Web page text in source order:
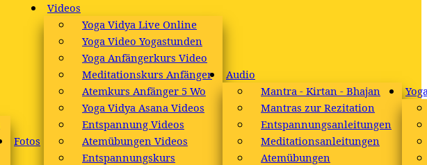
Fotos
Videos
Yoga Vidya Live Online
Yoga Video Yogastunden
Yoga Anfängerkurs Video
Meditationskurs Anfänger
Atemkurs Anfänger 5 Wo
Yoga Vidya Asana Videos
Entspannung Videos
Atemübungen Videos
Entspannungskurs
Audio
Mantra - Kirtan - Bhajan
Mantras zur Rezitation
Entspannungsanleitungen
Meditationsanleitungen
Atemübungen